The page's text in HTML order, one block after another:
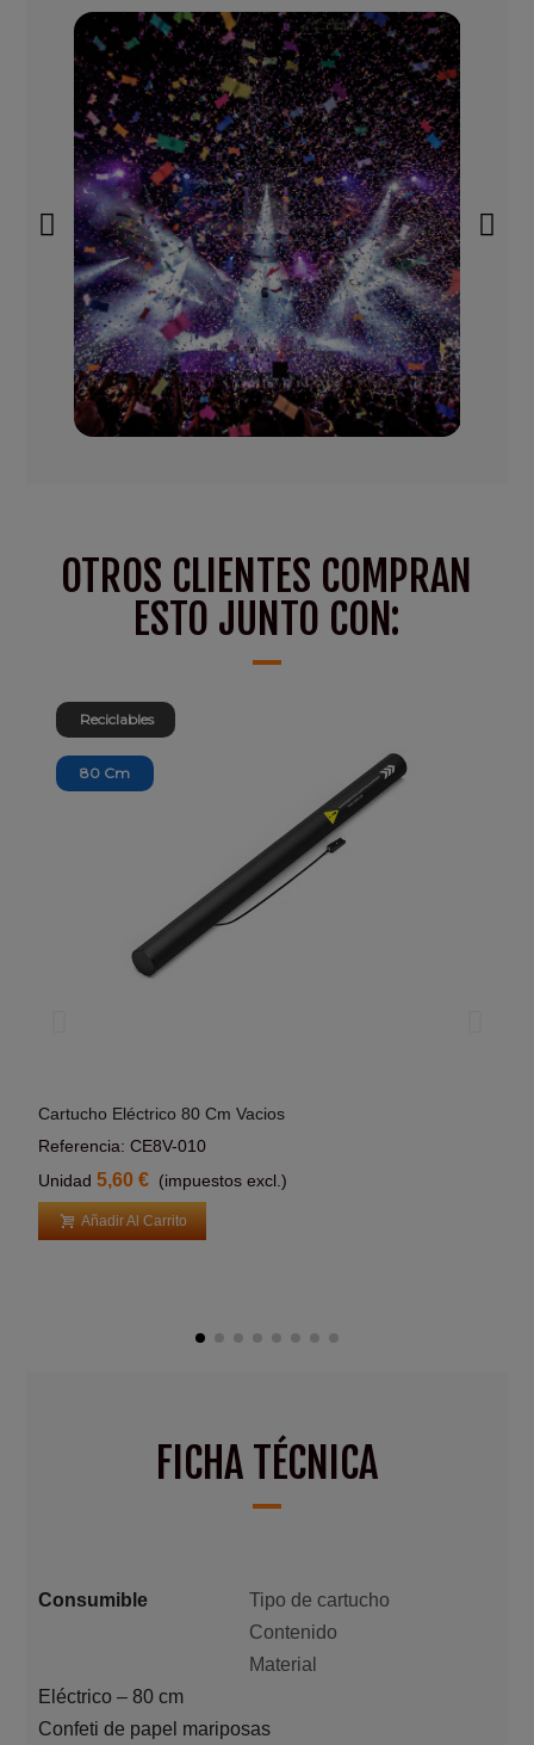
OTROS CLIENTES COMPRAN
ESTO JUNTO CON:
80 Cm
Reciclables
Añadir Al Carrito
Cartucho Eléctrico 80 Cm Vacios
Referencia: CE8V-010
Unidad 5,60 € (impuestos excl.)
Añadir Al Carrito
FICHA TÉCNICA
Consumible
Tipo de cartucho
Contenido
Material
Eléctrico – 80 cm
Confeti de papel mariposas